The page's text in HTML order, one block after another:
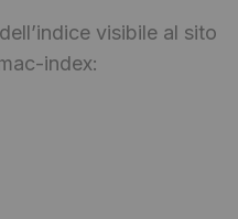
visibile al sito
index: